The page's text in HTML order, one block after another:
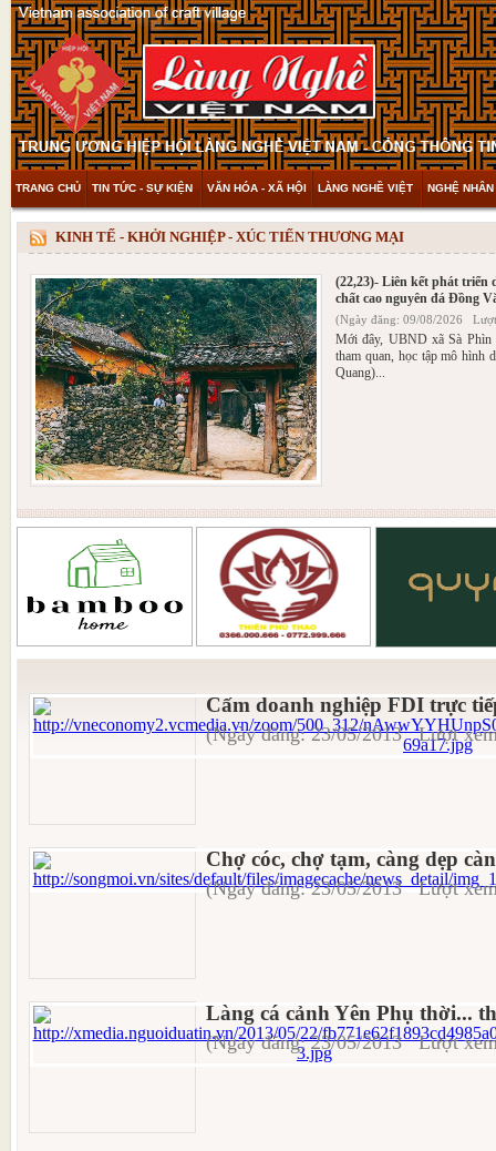
TRANG CHỦ TIN TỨC - SỰ KIỆN VĂN HÓA - XÃ HỘI LÀNG NGHỀ VIỆT NGHỆ
THAM KHẢO & KHÁM PHÁ VIDEO
KINH TẾ - KHỞI NGHIỆP - XÚC TIẾN THƯƠNG MẠI
(22,23)- Liên kết phát triển
chất cao nguyên đá Đồng
(Ngày đăng: 09/08/2026
Mới đây, UBND xã Sà Phìn
tham quan, học tập mô hình
Quang)...
Cấm doanh nghiệp FDI trực
(Ngày đăng: 23/05/2013 Lượt
Chợ cóc, chợ tạm, càng dẹp
(Ngày đăng: 23/05/2013 Lượt
Làng cá cảnh Yên Phụ thời...
(Ngày đăng: 23/05/2013 Lượt